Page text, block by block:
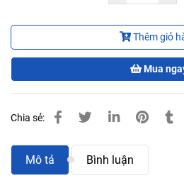
Thêm giỏ
Mua
Chia sẻ:
Mô tả Bình luận